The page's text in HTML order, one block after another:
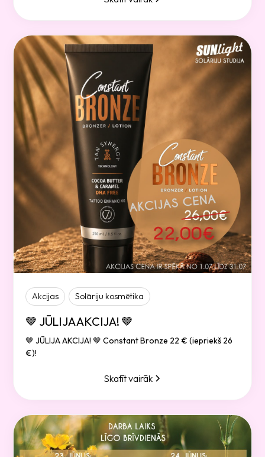
Akcijas Solāriju kosmētika
🤎 JŪLIJA AKCIJA! 🤎
🤎 JŪLIJA AKCIJA! 🤎 Constant Bronze 22 € (iepriekš 26
€)!
Skatīt vairāk